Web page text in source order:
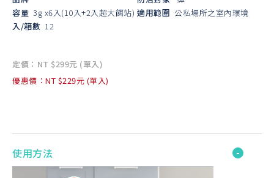
容量 3g x6入(10入+2入超大餌站)
入/箱數 12
適用範圍 公私場所之室內環境
定價：NT $299元 (單入)
優惠價：NT $229元 (單入)
使用方法